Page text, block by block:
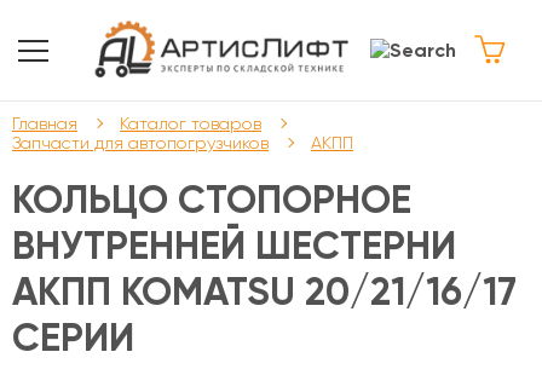
Главная
Каталог товаров
Запчасти для автопогрузчиков
АКПП
КОЛЬЦО СТОПОРНОЕ
ВНУТРЕННЕЙ ШЕСТЕРНИ
АКПП KOMATSU 20/21/16/17
СЕРИИ